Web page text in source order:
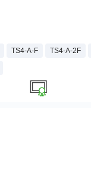
TS4-A-F TS4-A-2F